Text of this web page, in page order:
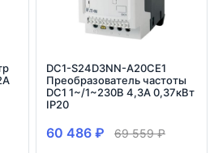
DC1-S24D3NN-A20CE1
Преобразователь частоты
DC1 1~/1~230В 4,3A 0,37кВт
IP20
60 486 ₽ 69 559₽